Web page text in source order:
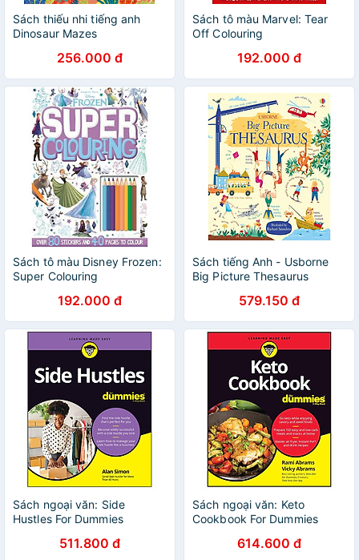
Sách thiếu nhi tiếng anh
Dinosaur Mazes
256.000 đ
Sách tô màu Marvel: Tear
Off Colouring
192.000 đ
Sách tô màu Disney Frozen:
Super Colouring
192.000 đ
Sách tiếng Anh - Usborne
Big Picture Thesaurus
579.150 đ
Sách ngoại văn: Side
Hustles For Dummies
511.800 đ
Sách ngoại văn: Keto
Cookbook For Dummies
614.600 đ